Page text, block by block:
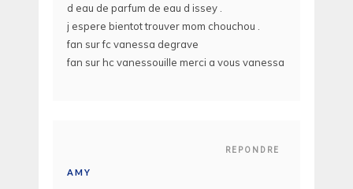
d eau de parfum de eau d issey .
j espere bientot trouver mom chouchou .
fan sur fc vanessa degrave
fan sur hc vanessouille merci a vous vanessa
REPONDRE
AMY